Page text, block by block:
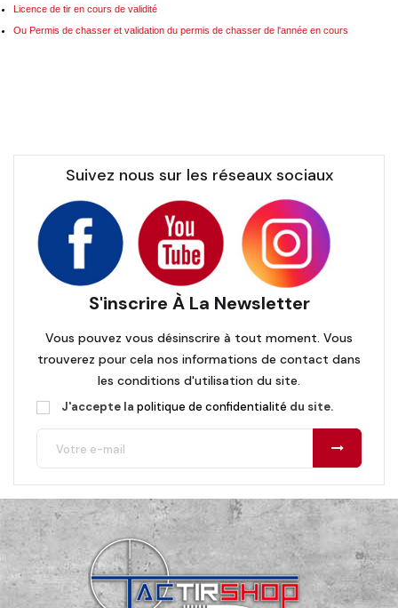
Licence de tir en cours de validité
Ou Permis de chasser et validation du permis de chasser de l'année en cours
Suivez nous sur les réseaux sociaux
S'inscrire À La Newsletter
Vous pouvez vous désinscrire à tout moment. Vous
trouverez pour cela nos informations de contact dans
les conditions d'utilisation du site.
J'accepte la politique de confidentialité du site.